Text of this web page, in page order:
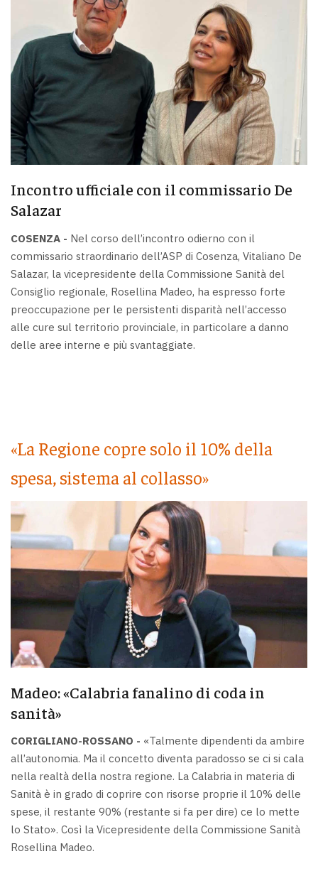
Incontro ufficiale con il commissario De
Salazar
COSENZA - Nel corso dell’incontro odierno con il
commissario straordinario dell’ASP di Cosenza, Vitaliano De
Salazar, la vicepresidente della Commissione Sanità del
Consiglio regionale, Rosellina Madeo, ha espresso forte
preoccupazione per le persistenti disparità nell’accesso
alle cure sul territorio provinciale, in particolare a danno
delle aree interne e più svantaggiate.
«La Regione copre solo il 10% della
spesa, sistema al collasso»
Madeo: «Calabria fanalino di coda in
sanità»
CORIGLIANO-ROSSANO - «Talmente dipendenti da ambire
all’autonomia. Ma il concetto diventa paradosso se ci si cala
nella realtà della nostra regione. La Calabria in materia di
Sanità è in grado di coprire con risorse proprie il 10% delle
spese, il restante 90% (restante si fa per dire) ce lo mette
lo Stato». Così la Vicepresidente della Commissione Sanità
Rosellina Madeo.